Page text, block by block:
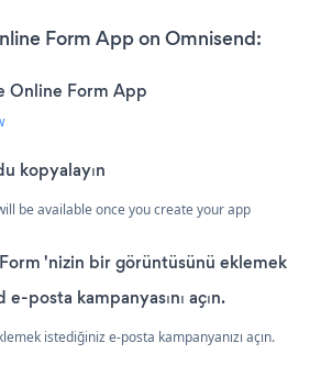
Form App on Omnisend:
Online Form App
kopyalayın
be available once you create your app
'nizin bir görüntüsünü eklemek
posta kampanyasını açın.
istediğiniz e-posta kampanyanızı açın.